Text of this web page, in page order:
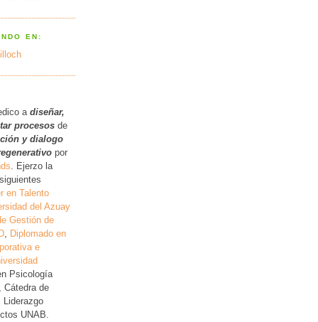
EN:
a diseñar,
procesos de
y dialogo
por
. Ejerzo la
en Talento
del Azuay
Gestión de
Diplomado en
e
Psicología
Cátedra de
Liderazgo
UNAB.